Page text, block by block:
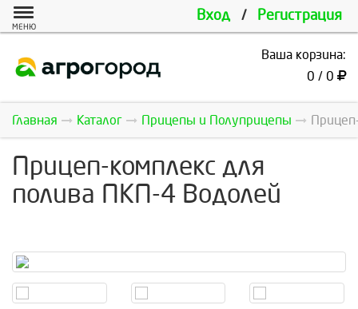
Вход / Регистрация
МЕНЮ
Ваша корзина:
0 / 0
Главная Каталог Прицепы и Полуприцепы
Прицеп-комплекс для
полива ПКП-4 Водолей